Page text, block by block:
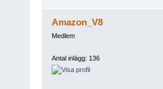
Amazon_V8
Medlem
Antal inlägg: 136